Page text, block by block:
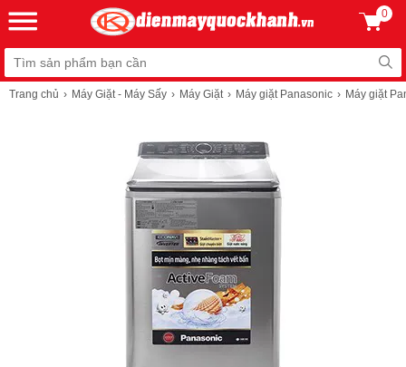
0
Trang chủ Máy Giặt - Máy Sấy Máy Giặt Máy giặt Panasonic Máy giặt